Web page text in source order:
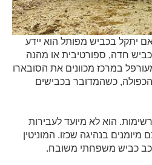
יתקל בכביש מפותל הוא יידע
חדה, ספורטיבית או מהנה
במרכז מכוונים את הסובארו
הכפולה, כשהמדובר בכבישים
הוא לא מיועד לעבירות
בנהיגה שכזו. המוניטין
כביש משפחתי משובח.